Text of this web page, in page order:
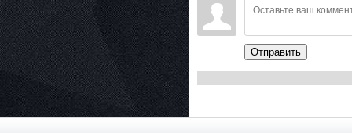
Отправить